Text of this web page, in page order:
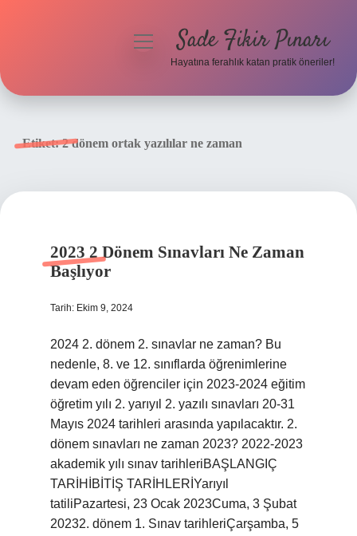
menüyüSade Fikir Pınarı
Hayatına ferahlık katan pratik öneriler!
Etiket:2 dönem ortak yazılılar ne zaman
2023 2 Dönem Sınavları Ne Zaman
Başlıyor
Tarih: Ekim 9, 2024
2024 2. dönem 2. sınavlar ne zaman? Bu
nedenle, 8. ve 12. sınıflarda öğrenimlerine
devam eden öğrenciler için 2023-2024 eğitim
öğretim yılı 2. yarıyıl 2. yazılı sınavları 20-31
Mayıs 2024 tarihleri ​​arasında yapılacaktır. 2.
dönem sınavları ne zaman 2023? 2022-2023
akademik yılı sınav tarihleriBAŞLANGIÇ
TARİHİBİTİŞ TARİHLERİYarıyıl
tatiliPazartesi, 23 Ocak 2023Cuma, 3 Şubat
20232. dönem 1. Sınav tarihleriÇarşamba, 5